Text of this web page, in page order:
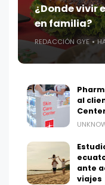
¿Donde vivir
en familia?
REDACCIÓN GYE
al
ante
viajes